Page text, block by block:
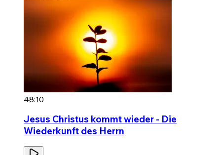
48:10
Jesus Christus kommt wieder - Die
Wiederkunft des Herrn